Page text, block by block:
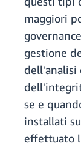
maggiori
gestione
dell'analisi
se e
installati
effettuato